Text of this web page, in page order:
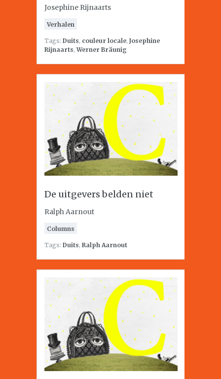
Josephine Rijnaarts
Verhalen
Tags: Duits, couleur locale, Josephine
Rijnaarts,Werner Bräunig
De uitgevers belden niet
Ralph Aarnout
Columns
Tags: Duits, Ralph Aarnout